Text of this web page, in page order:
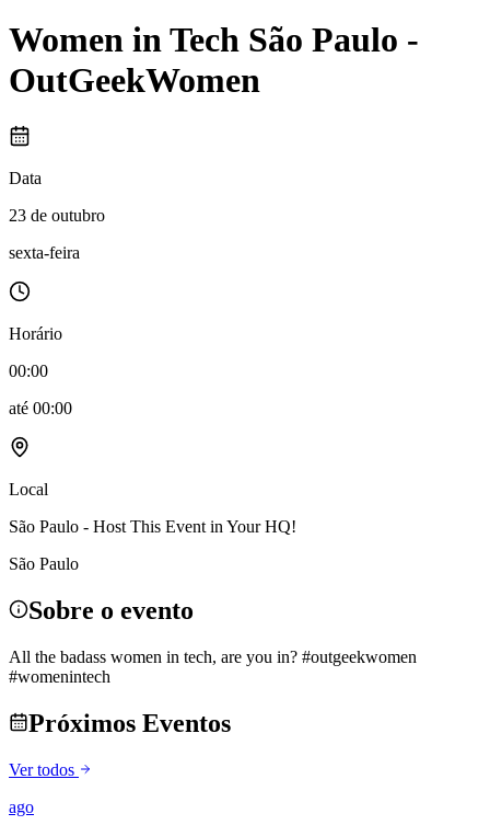
Women in Tech São Paulo -
OutGeekWomen
Data
23 de outubro
sexta-feira
Horário
00:00
até 00:00
Local
São Paulo - Host This Event in Your HQ!
São Paulo
Sobre o evento
All the badass women in tech, are you in? #outgeekwomen
#womenintech
Próximos Eventos
Ver todos
ago